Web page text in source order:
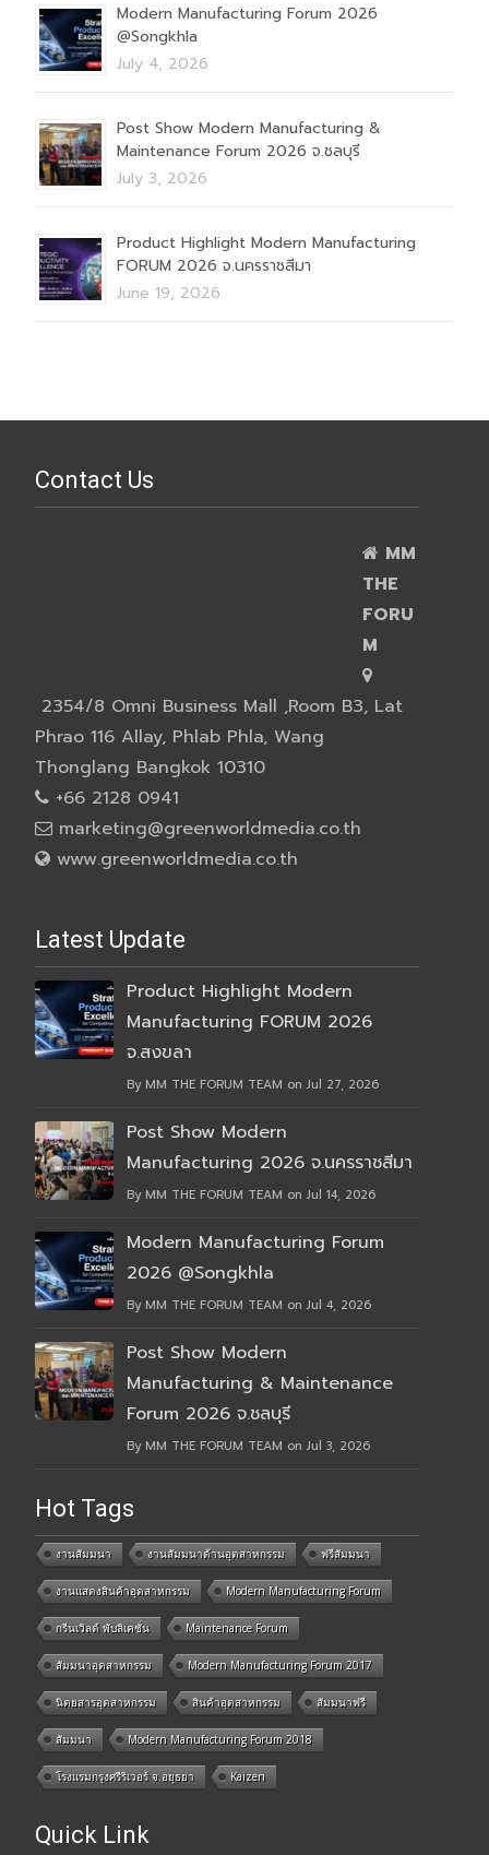
Modern Manufacturing Forum 2026
@Songkhla
July 4, 2026
Post Show Modern Manufacturing &
Maintenance Forum 2026 จ.ชลบุรี
July 3, 2026
Product Highlight Modern Manufacturing
FORUM 2026 จ.นครราชสีมา
June 19, 2026
Contact Us
MM
THE
FORU
M
2354/8 Omni Business Mall ,Room B3, Lat
Phrao 116 Allay, Phlab Phla, Wang
Thonglang Bangkok 10310
+66 2128 0941
marketing@greenworldmedia.co.th
www.greenworldmedia.co.th
Latest Update
Product Highlight Modern
Manufacturing FORUM 2026
จ.สงขลา
By MM THE FORUM TEAM on Jul 27, 2026
Post Show Modern
Manufacturing 2026 จ.นครราชสีมา
By MM THE FORUM TEAM on Jul 14, 2026
Modern Manufacturing Forum
2026 @Songkhla
By MM THE FORUM TEAM on Jul 4, 2026
Post Show Modern
Manufacturing & Maintenance
Forum 2026 จ.ชลบุรี
By MM THE FORUM TEAM on Jul 3, 2026
Hot Tags
งานสัมมนา งานสัมมนาด้านอุตสาหกรรม ฟรีสัมมนา
งานแสดงสินค้าอุตสาหกรรม Modern Manufacturing Forum
กรีนเวิลด์ พับลิเคชั่น Maintenance Forum
สัมมนาอุตสาหกรรม Modern Manufacturing Forum 2017
นิตยสารอุตสาหกรรม สินค้าอุตสาหกรรม สัมมนาฟรี
สัมมนา Modern Manufacturing Forum 2018
โรงแรมกรุงศรีริเวอร์ จ.อยุธยา Kaizen
Quick Link